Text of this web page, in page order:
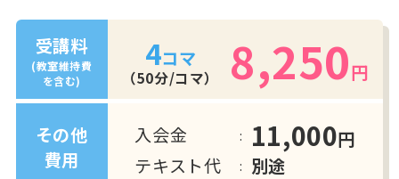
受講料
(教室維持費
を含む)
4コマ
（50分/コマ） 8,250円
その他
費用
入会金 11,000円
テキスト代
別途